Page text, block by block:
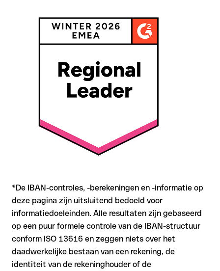
Bij internationale overschrijvingen buiten SEPA is
terugvordering aanzienlijk complexer en brengt kosten met
zich mee
: Controleer elke IBAN vóór een
met onze gratis IBAN Checker op formele juistheid, en
bevestig de IBAN bij twijfel direct bij de ontvanger. Vooral bij
grotere bedragen of nieuwe zakenrelaties is deze
*De IBAN-controles, -berekeningen en -informatie op
deze pagina zijn uitsluitend bedoeld voor
informatiedoeleinden. Alle resultaten zijn gebaseerd
op een puur formele controle van de IBAN-structuur
conform ISO 13616 en zeggen niets over het
daadwerkelijke bestaan van een rekening, de
identiteit van de rekeninghouder of de